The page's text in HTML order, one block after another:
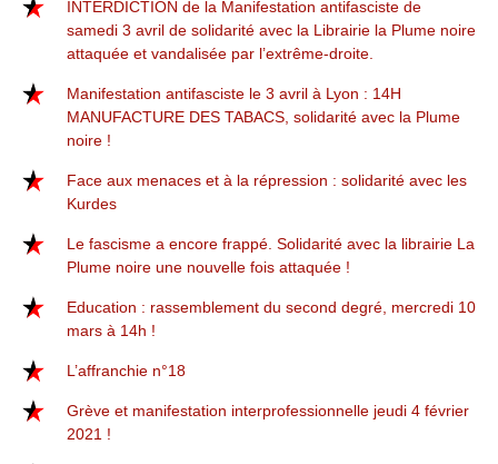
INTERDICTION de la Manifestation antifasciste de
samedi 3 avril de solidarité avec la Librairie la Plume noire
attaquée et vandalisée par l’extrême-droite.
Manifestation antifasciste le 3 avril à Lyon : 14H
MANUFACTURE DES TABACS, solidarité avec la Plume
noire !
Face aux menaces et à la répression : solidarité avec les
Kurdes
Le fascisme a encore frappé. Solidarité avec la librairie La
Plume noire une nouvelle fois attaquée !
Education : rassemblement du second degré, mercredi 10
mars à 14h !
L’affranchie n°18
Grève et manifestation interprofessionnelle jeudi 4 février
2021 !